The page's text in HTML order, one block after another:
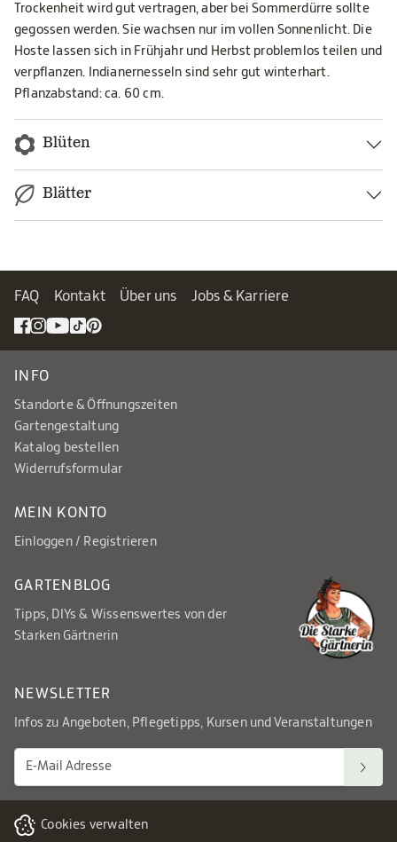
Trockenheit wird gut vertragen, aber bei Sommerdürre sollte
gegossen werden. Sie wachsen nur im vollen Sonnenlicht. Die
Hoste lassen sich in Frühjahr und Herbst problemlos teilen und
verpflanzen. Indianernesseln sind sehr gut winterhart.
Pflanzabstand: ca. 60 cm.
Blüten
Blätter
FAQ Kontakt Über uns Jobs & Karriere
INFO
Standorte & Öffnungszeiten
Gartengestaltung
Katalog bestellen
Widerrufsformular
MEIN KONTO
Einloggen / Registrieren
GARTENBLOG
Tipps, DIYs & Wissenswertes von der
Starken Gärtnerin
NEWSLETTER
Infos zu Angeboten, Pflegetipps, Kursen und Veranstaltungen
Cookies verwalten